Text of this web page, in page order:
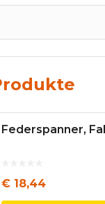
Federspanner,
€ 18,44